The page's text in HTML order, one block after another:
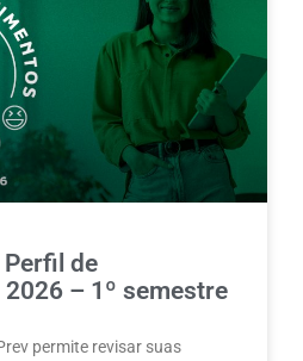
Perfil de
– 1º semestre
permite revisar suas